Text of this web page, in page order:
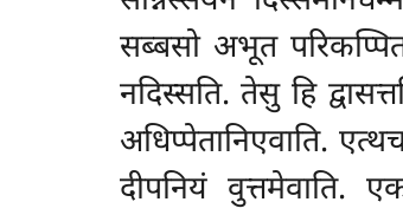
सब्बसो अभूत
नदिस्सति. तेसु हि
अधिप्पेतानिएवाति.
दीपनियं वुत्तमेवाति.